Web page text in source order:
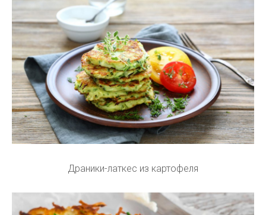
Драники-латкес из картофеля